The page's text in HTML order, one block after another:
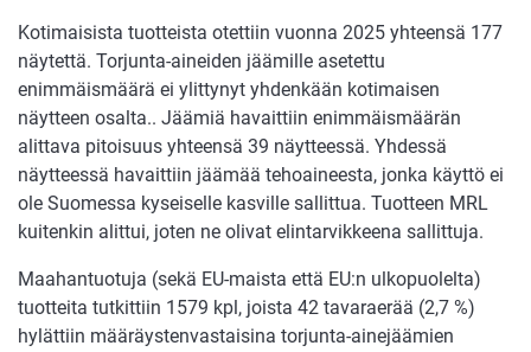
Kotimaisista tuotteista otettiin vuonna 2025 yhteensä 177
näytettä. Torjunta-aineiden jäämille asetettu
enimmäismäärä ei ylittynyt yhdenkään kotimaisen
näytteen osalta.. Jäämiä havaittiin enimmäismäärän
alittava pitoisuus yhteensä 39 näytteessä. Yhdessä
näytteessä havaittiin jäämää tehoaineesta, jonka käyttö ei
ole Suomessa kyseiselle kasville sallittua. Tuotteen MRL
kuitenkin alittui, joten ne olivat elintarvikkeena sallittuja.
Maahantuotuja (sekä EU-maista että EU:n ulkopuolelta)
tuotteita tutkittiin 1579 kpl, joista 42 tavaraerää (2,7 %)
hylättiin määräystenvastaisina torjunta-ainejäämien